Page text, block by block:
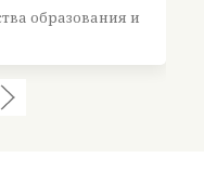
образования и